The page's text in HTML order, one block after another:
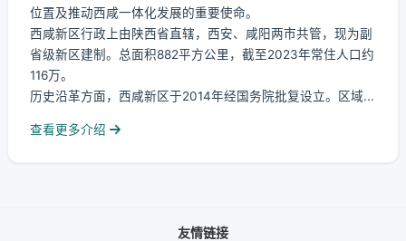
位置及推动西咸一体化发展的重要使命。
西咸新区行政上由陕西省直辖，西安、咸阳两市共管，现为副
省级新区建制。总面积882平方公里，截至2023年常住人口约
116万。
历史沿革方面，西咸新区于2014年经国务院批复设立。区域...
查看更多介绍
友情链接